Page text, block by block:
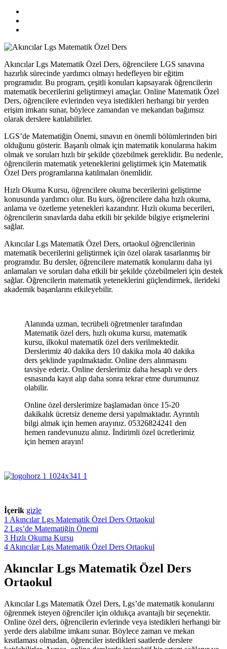
Akıncılar Lgs Matematik Özel Ders, öğrencilere LGS sınavına
hazırlık sürecinde yardımcı olmayı hedefleyen bir eğitim
programıdır. Bu program, çeşitli konuları kapsayarak öğrencilerin
matematik becerilerini geliştirmeyi amaçlar. Online Matematik Özel
Ders, öğrencilere evlerinden veya istedikleri herhangi bir yerden
erişim imkanı sunar, böylece zamandan ve mekandan bağımsız
olarak derslere katılabilirler.
LGS’de Matematiğin Önemi, sınavın en önemli bölümlerinden biri
olduğunu gösterir. Başarılı olmak için matematik konularına hakim
olmak ve soruları hızlı bir şekilde çözebilmek gereklidir. Bu nedenle,
öğrencilerin matematik yeteneklerini geliştirmek için Matematik
Özel Ders programlarına katılmaları önemlidir.
Hızlı Okuma Kursu, öğrencilere okuma becerilerini geliştirme
konusunda yardımcı olur. Bu kurs, öğrencilere daha hızlı okuma,
anlama ve özetleme yetenekleri kazandırır. Hızlı okuma becerileri,
öğrencilerin sınavlarda daha etkili bir şekilde bilgiye erişmelerini
sağlar.
Akıncılar Lgs Matematik Özel Ders, ortaokul öğrencilerinin
matematik becerilerini geliştirmek için özel olarak tasarlanmış bir
programdır. Bu dersler, öğrencilere matematik konularını daha iyi
anlamaları ve soruları daha etkili bir şekilde çözebilmeleri için destek
sağlar. Öğrencilerin matematik yeteneklerini güçlendirmek, ilerideki
akademik başarılarını etkileyebilir.
Alanında uzman, tecrübeli öğretmenler tarafından
Matematik özel ders, hızlı okuma kursu, matematik
kursu, ilkokul matematik özel ders verilmektedir.
Derslerimiz 40 dakika ders 10 dakika mola 40 dakika
ders şeklinde yapılmaktadır. Online ders alınmasını
tavsiye ederiz. Online derslerimiz daha hesaplı ve ders
esnasında kayıt alıp daha sonra tekrar etme durumunuz
olabilir.
Online özel derslerimize başlamadan önce 15-20
dakikalık ücretsiz deneme dersi yapılmaktadır. Ayrıntılı
bilgi almak için hemen arayınız. 05326824241 den
hemen randevunuzu alınız. İndirimli özel ücretlerimiz
için hemen arayın!
İçerik gizle
1 Akıncılar Lgs Matematik Özel Ders Ortaokul
2 Lgs’de Matematiğin Önemi
3 Hızlı Okuma Kursu
4 Akıncılar Lgs Matematik Özel Ders Ortaokul
Akıncılar Lgs Matematik Özel Ders
Ortaokul
Akıncılar Lgs Matematik Özel Ders, Lgs’de matematik konularını
öğrenmek isteyen öğrenciler için oldukça avantajlı bir seçenektir.
Online özel ders, öğrencilerin evlerinde veya istedikleri herhangi bir
yerde ders alabilme imkanı sunar. Böylece zaman ve mekan
kısıtlaması olmadan, öğrenciler istedikleri saatlerde derslere